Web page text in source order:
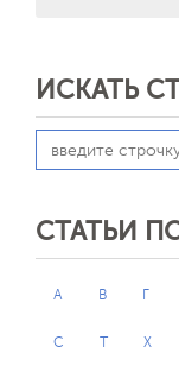
ИСКАТЬ
СТАТЬИ
А В Г
С Т Х